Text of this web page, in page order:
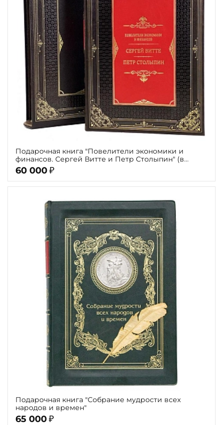
Подарочная книга "Повелители экономики и
финансов. Сергей Витте и Петр Столыпин" (в
футляре)
60 000 ₽
Подарочная книга "Собрание мудрости всех
народов и времен"
65 000 ₽